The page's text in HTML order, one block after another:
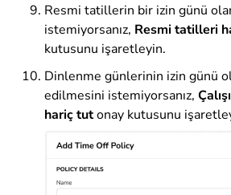
Resmi tatillerin bir izin günü
istemiyorsanız, Resmi tatilleri
kutusunu işaretleyin.
Dinlenme günlerinin izin günü
edilmesini istemiyorsanız,
hariç tutonay kutusunu